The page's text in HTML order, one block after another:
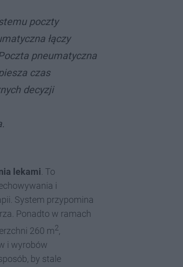
poczty
łączy
pneumatyczna
czas
decyzji
lekami . To
i
System przypomina
Ponadto w ramach
260 m2
i wyrobów
by stale